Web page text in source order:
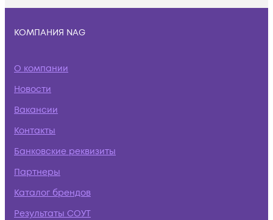
КОМПАНИЯ NAG
О компании
Новости
Вакансии
Контакты
Банковские реквизиты
Партнеры
Каталог брендов
Результаты СОУТ